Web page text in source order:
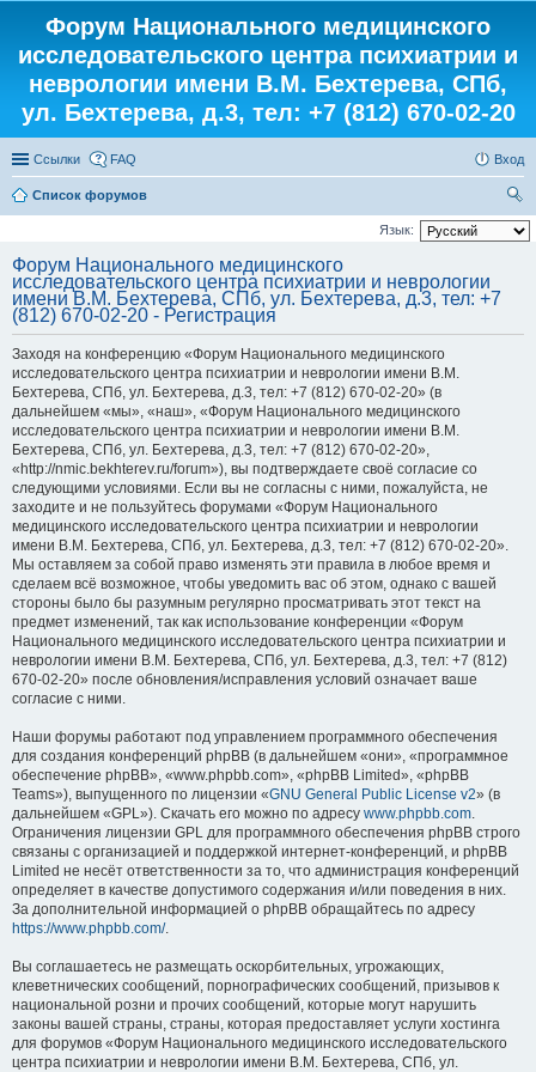
Форум Национального медицинского
исследовательского центра психиатрии и
неврологии имени В.М. Бехтерева, СПб,
ул. Бехтерева, д.3, тел: +7 (812) 670-02-20
Ссылки FAQ Вход
Список форумов
ои
Язык:
Форум Национального медицинского
исследовательского центра психиатрии и неврологии
имени В.М. Бехтерева, СПб, ул. Бехтерева, д.3, тел: +7
(812) 670-02-20 - Регистрация
Заходя на конференцию «Форум Национального медицинского
исследовательского центра психиатрии и неврологии имени В.М.
Бехтерева, СПб, ул. Бехтерева, д.3, тел: +7 (812) 670-02-20» (в
дальнейшем «мы», «наш», «Форум Национального медицинского
исследовательского центра психиатрии и неврологии имени В.М.
Бехтерева, СПб, ул. Бехтерева, д.3, тел: +7 (812) 670-02-20»,
«http://nmic.bekhterev.ru/forum»), вы подтверждаете своё согласие со
следующими условиями. Если вы не согласны с ними, пожалуйста, не
заходите и не пользуйтесь форумами «Форум Национального
медицинского исследовательского центра психиатрии и неврологии
имени В.М. Бехтерева, СПб, ул. Бехтерева, д.3, тел: +7 (812) 670-02-20».
Мы оставляем за собой право изменять эти правила в любое время и
сделаем всё возможное, чтобы уведомить вас об этом, однако с вашей
стороны было бы разумным регулярно просматривать этот текст на
предмет изменений, так как использование конференции «Форум
Национального медицинского исследовательского центра психиатрии и
неврологии имени В.М. Бехтерева, СПб, ул. Бехтерева, д.3, тел: +7 (812)
670-02-20» после обновления/исправления условий означает ваше
согласие с ними.
Наши форумы работают под управлением программного обеспечения
для создания конференций phpBB (в дальнейшем «они», «программное
обеспечение phpBB», «www.phpbb.com», «phpBB Limited», «phpBB
Teams»), выпущенного по лицензии «GNU General Public License v2» (в
дальнейшем «GPL»). Скачать его можно по адресу www.phpbb.com.
Ограничения лицензии GPL для программного обеспечения phpBB строго
связаны с организацией и поддержкой интернет-конференций, и phpBB
Limited не несёт ответственности за то, что администрация конференций
определяет в качестве допустимого содержания и/или поведения в них.
За дополнительной информацией о phpBB обращайтесь по адресу
https://www.phpbb.com/.
Вы соглашаетесь не размещать оскорбительных, угрожающих,
клеветнических сообщений, порнографических сообщений, призывов к
национальной розни и прочих сообщений, которые могут нарушить
законы вашей страны, страны, которая предоставляет услуги хостинга
для форумов «Форум Национального медицинского исследовательского
центра психиатрии и неврологии имени В.М. Бехтерева, СПб, ул.